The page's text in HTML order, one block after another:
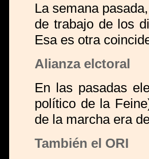
La semana
de trabajo de los
Esa es otra
Alianza elctoral
En las pasadas
político de la
de la marcha era
También el ORI